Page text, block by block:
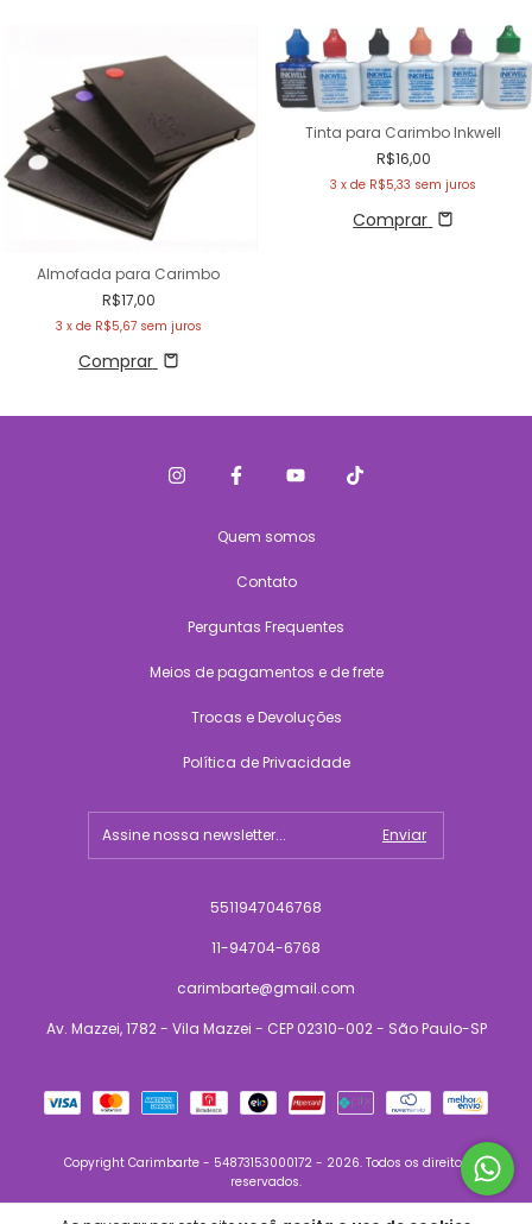
Almofada para Carimbo
R$17,00
3 x de R$5,67 sem juros
Comprar
Tinta para Carimbo Inkwell
R$16,00
3 x de R$5,33 sem juros
Comprar
Quem somos
Contato
Perguntas Frequentes
Meios de pagamentos e de frete
Trocas e Devoluções
Política de Privacidade
5511947046768
11-94704-6768
carimbarte@gmail.com
Av. Mazzei, 1782 - Vila Mazzei - CEP 02310-002 - São Paulo-SP
Copyright Carimbarte - 54873153000172 - 2026. Todos os direitos
reservados.